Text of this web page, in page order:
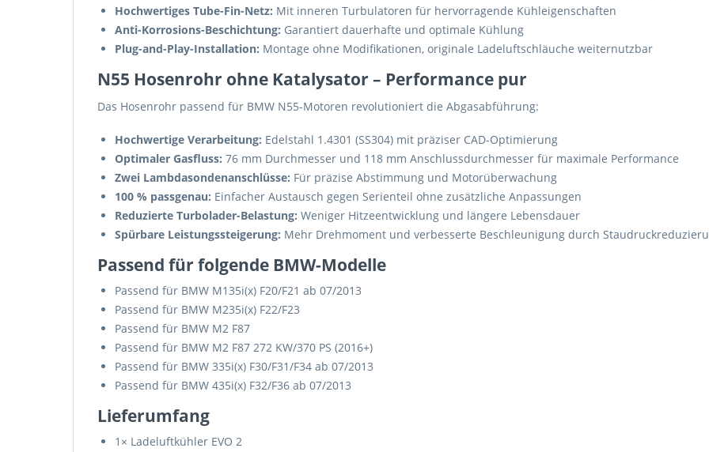
Hochwertiges Tube-Fin-Netz: Mit inneren Turbulatoren für hervorragende Kühleigenschaften
Anti-Korrosions-Beschichtung: Garantiert dauerhafte und optimale Kühlung
Plug-and-Play-Installation: Montage ohne Modifikationen, originale Ladeluftschläuche weiternutzbar
N55 Hosenrohr ohne Katalysator – Performance pur
Das Hosenrohr passend für BMW N55-Motoren revolutioniert die Abgasabführung:
Hochwertige Verarbeitung: Edelstahl 1.4301 (SS304) mit präziser CAD-Optimierung
Optimaler Gasfluss: 76 mm Durchmesser und 118 mm Anschlussdurchmesser für maximale Performance
Zwei Lambdasondenanschlüsse: Für präzise Abstimmung und Motorüberwachung
100 % passgenau: Einfacher Austausch gegen Serienteil ohne zusätzliche Anpassungen
Reduzierte Turbolader-Belastung: Weniger Hitzeentwicklung und längere Lebensdauer
Spürbare Leistungssteigerung: Mehr Drehmoment und verbesserte Beschleunigung durch
Passend für folgende BMW-Modelle
Passend für BMW M135i(x) F20/F21 ab 07/2013
Passend für BMW M235i(x) F22/F23
Passend für BMW M2 F87
Passend für BMW M2 F87 272 KW/370 PS (2016+)
Passend für BMW 335i(x) F30/F31/F34 ab 07/2013
Passend für BMW 435i(x) F32/F36 ab 07/2013
Lieferumfang
1× Ladeluftkühler EVO 2